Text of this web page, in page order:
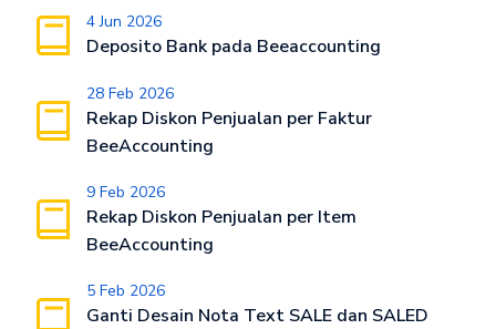
4 Jun 2026
Deposito Bank pada Beeaccounting
28 Feb 2026
Rekap Diskon Penjualan per Faktur
BeeAccounting
9 Feb 2026
Rekap Diskon Penjualan per Item
BeeAccounting
5 Feb 2026
Ganti Desain Nota Text SALE dan SALED